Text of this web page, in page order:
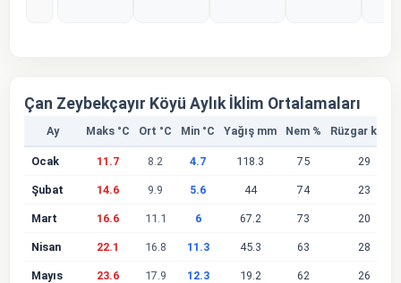
Çan Zeybekçayır Köyü Aylık İklim Ortalamaları
Ay Maks °C Ort °C Min °C Yağış mm Nem % Rüzgar km/s
Ocak 11.7 8.2 4.7 118.3 75 29
Şubat 14.6 9.9 5.6 44 74 23
Mart 16.6 11.1 6 67.2 73 20
Nisan 22.1 16.8 11.3 45.3 63 28
Mayıs 23.6 17.9 12.3 19.2 62 26